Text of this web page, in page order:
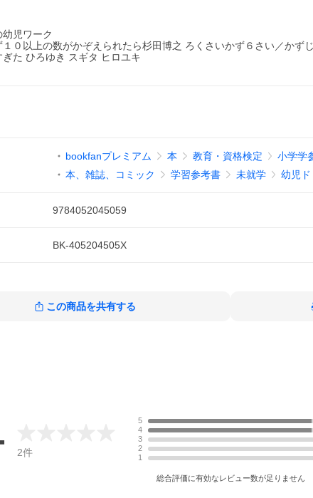
児ワーク
０以上の数がかぞえられたら杉田博之 ろくさいかず６さい／かず
た ひろゆき スギタ ヒロユキ
bookfanプレミアム 本 教育・資格検定 小学学
本、雑誌、コミック
学習参考書 未就学 幼児
9784052045059
BK-405204505X
この商品を共有する
2件
5
4
3
2
1
総合評価に有効なレビュー数が足りません